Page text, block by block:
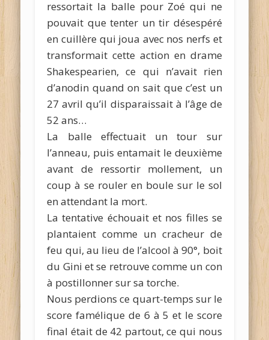
ressortait la balle pour Zoé qui ne
pouvait que tenter un tir désespéré
en cuillère qui joua avec nos nerfs et
transformait cette action en drame
Shakespearien, ce qui n’avait rien
d’anodin quand on sait que c’est un
27 avril qu’il disparaissait à l’âge de
52 ans…
La balle effectuait un tour sur
l’anneau, puis entamait le deuxième
avant de ressortir mollement, un
coup à se rouler en boule sur le sol
en attendant la mort.
La tentative échouait et nos filles se
plantaient comme un cracheur de
feu qui, au lieu de l’alcool à 90°, boit
du Gini et se retrouve comme un con
à postillonner sur sa torche.
Nous perdions ce quart-temps sur le
score famélique de 6 à 5 et le score
final était de 42 partout, ce qui nous